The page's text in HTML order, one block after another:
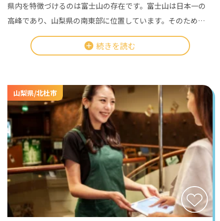
県内を特徴づけるのは富士山の存在です。富士山は日本一の
高峰であり、山梨県の南東部に位置しています。そのため、県
内は富士山を望む絶好のロケーションが広がり、多くの観光
スポットが富士山を中心に展開されています。
また山梨県は日本のワインの名産地としても有名であり、勝
沼町などで美味しいワインが生産されています。ワイナリー
やワイン関連の観光も盛んで、ブドウ畑が美しい風景を作り
出しており、ブドウや桃を中心に別名『フルーツ王国』と称
されています。
歴史的な面では甲府市には武田信玄の居城として知られる甲
府城跡があり、武田信玄ゆかりの地として歴史愛好者にも訪
山梨県は四季折々の美しい風景、富士山の雄大な姿、美味し
続きを読む
山梨県/北杜市